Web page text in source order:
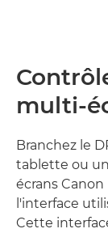
multi-
Branchez le
tablette ou
écrans
l'interface
Cette